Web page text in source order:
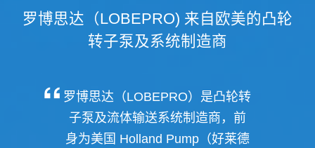
罗博思达（LOBEPRO) 来自欧美的凸轮
转子泵及系统制造商
罗博思达（LOBEPRO）是凸轮转
子泵及流体输送系统制造商，前
身为美国 Holland Pump（好莱德